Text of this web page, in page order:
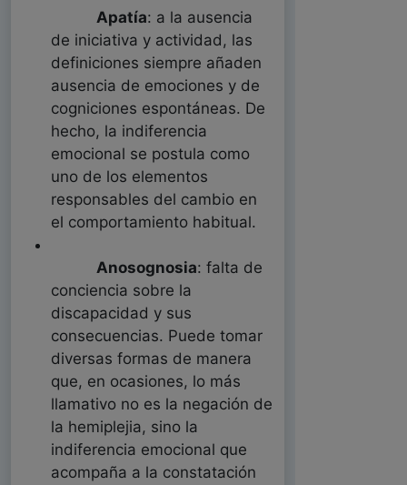
Apatía: a la ausencia
de iniciativa y actividad, las
definiciones siempre añaden
ausencia de emociones y de
cogniciones espontáneas. De
hecho, la indiferencia
emocional se postula como
uno de los elementos
responsables del cambio en
el comportamiento habitual.
Anosognosia: falta de
conciencia sobre la
discapacidad y sus
consecuencias. Puede tomar
diversas formas de manera
que, en ocasiones, lo más
llamativo no es la negación de
la hemiplejia, sino la
indiferencia emocional que
acompaña a la constatación